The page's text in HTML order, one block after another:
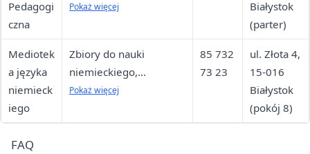
Pedagogi
czna
wypożyczalnia, porady
Pokaż więcej
Białystok
(parter)
Mediotek
a języka
niemieck
iego
Zbiory do nauki
niemieckiego,
materiały krajoznawcze,
Pokaż więcej
85 732
73 23
ul. Złota 4,
15-016
Białystok
(pokój 8)
FAQ